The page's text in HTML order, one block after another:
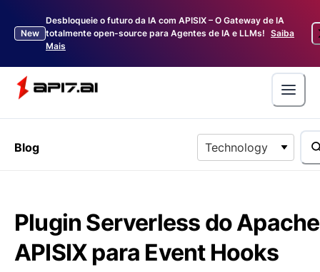
New
Desbloqueie o futuro da IA com APISIX – O Gateway de IA
totalmente open-source para Agentes de IA e LLMs! Saiba
Mais
Blog Technology
Plugin Serverless do Apache
APISIX para Event Hooks